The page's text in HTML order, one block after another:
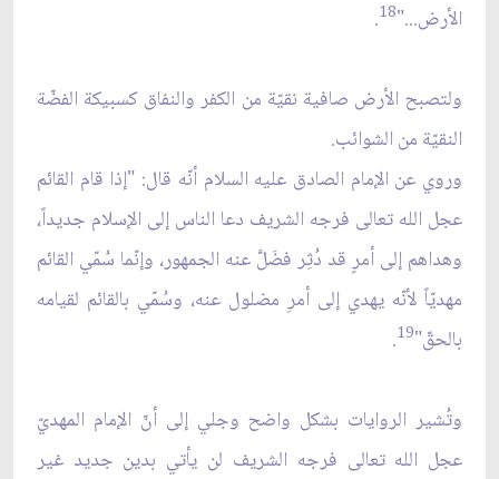
الأرض..."18
.
ولتصبح الأرض صافية نقيّة من الكفر والنفاق كسبيكة الفضّة
النقيّة من الشوائب.
وروي عن الإمام الصادق عليه السلام أنّه قال: "إذا قام القائم
عجل الله تعالى فرجه الشريف دعا الناس إلى الإسلام جديداً،
وهداهم إلى أمرٍ قد دُثِر فضَلَّ عنه الجمهور، وإنّما سُمّي القائم
مهديّاً لأنّه يهدي إلى أمرِ مضلول عنه، وسُمّي بالقائم لقيامه
بالحقّ"19
.
وتُشير الروايات بشكل واضح وجلي إلى أنّ الإمام المهديّ
عجل الله تعالى فرجه الشريف لن يأتي بدين جديد غير